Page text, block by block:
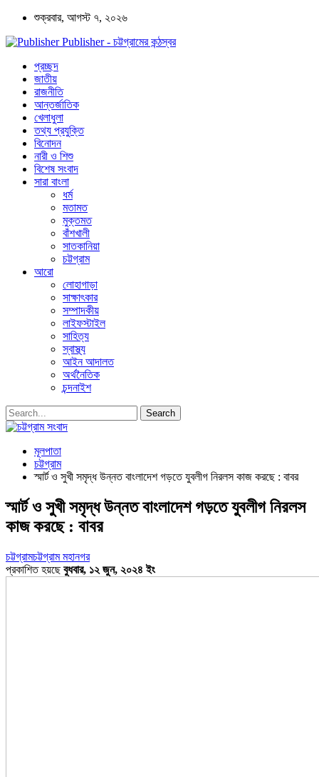
শুক্রবার, আগস্ট ৭, ২০২৬
Publisher - চট্টগ্রামের কন্ঠস্বর
প্রচ্ছদ
জাতীয়
রাজনীতি
আন্তর্জাতিক
খেলাধুলা
তথ্য প্রযুক্তি
বিনোদন
নারী ও শিশু
বিশেষ সংবাদ
সারা বাংলা
ধর্ম
মতামত
মুক্তমত
বাঁশখালী
সাতকানিয়া
চট্টগ্রাম
আরো
লোহাগাড়া
সাক্ষাৎকার
সম্পাদকীয়
লাইফস্টাইল
সাহিত্য
স্বাস্থ্য
আইন আদালত
অর্থনৈতিক
চন্দনাইশ
মূলপাতা
চট্টগ্রাম
স্মার্ট ও সুখী সমৃদ্ধ উন্নত বাংলাদেশ গড়তে যুবলীগ নিরলস কাজ করছে : বাবর
স্মার্ট ও সুখী সমৃদ্ধ উন্নত বাংলাদেশ গড়তে যুবলীগ নিরলস
কাজ করছে : বাবর
চট্টগ্রামচট্টগ্রাম মহানগর
প্রকাশিত হয়ছেবুধবার, ১২ জুন, ২০২৪ ইং